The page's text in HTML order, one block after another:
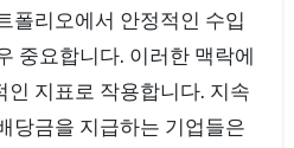
폴리오에서 안정적인 수입
중요합니다. 이러한 맥락에
인 지표로 작용합니다. 지속
당금을 지급하는 기업들은